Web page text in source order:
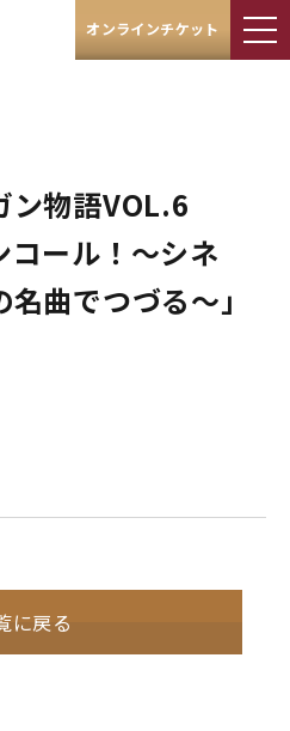
オンラインチケット
ン物語VOL.6
コール！〜シネ
曲でつづる～」
に戻る